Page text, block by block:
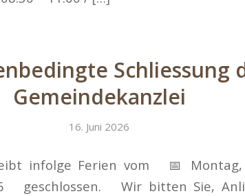
Schliessung
Gemeindekanzlei
16. Juni 2026
infolge Ferien vom 📅 Montag,
geschlossen. Wir bitten Sie,